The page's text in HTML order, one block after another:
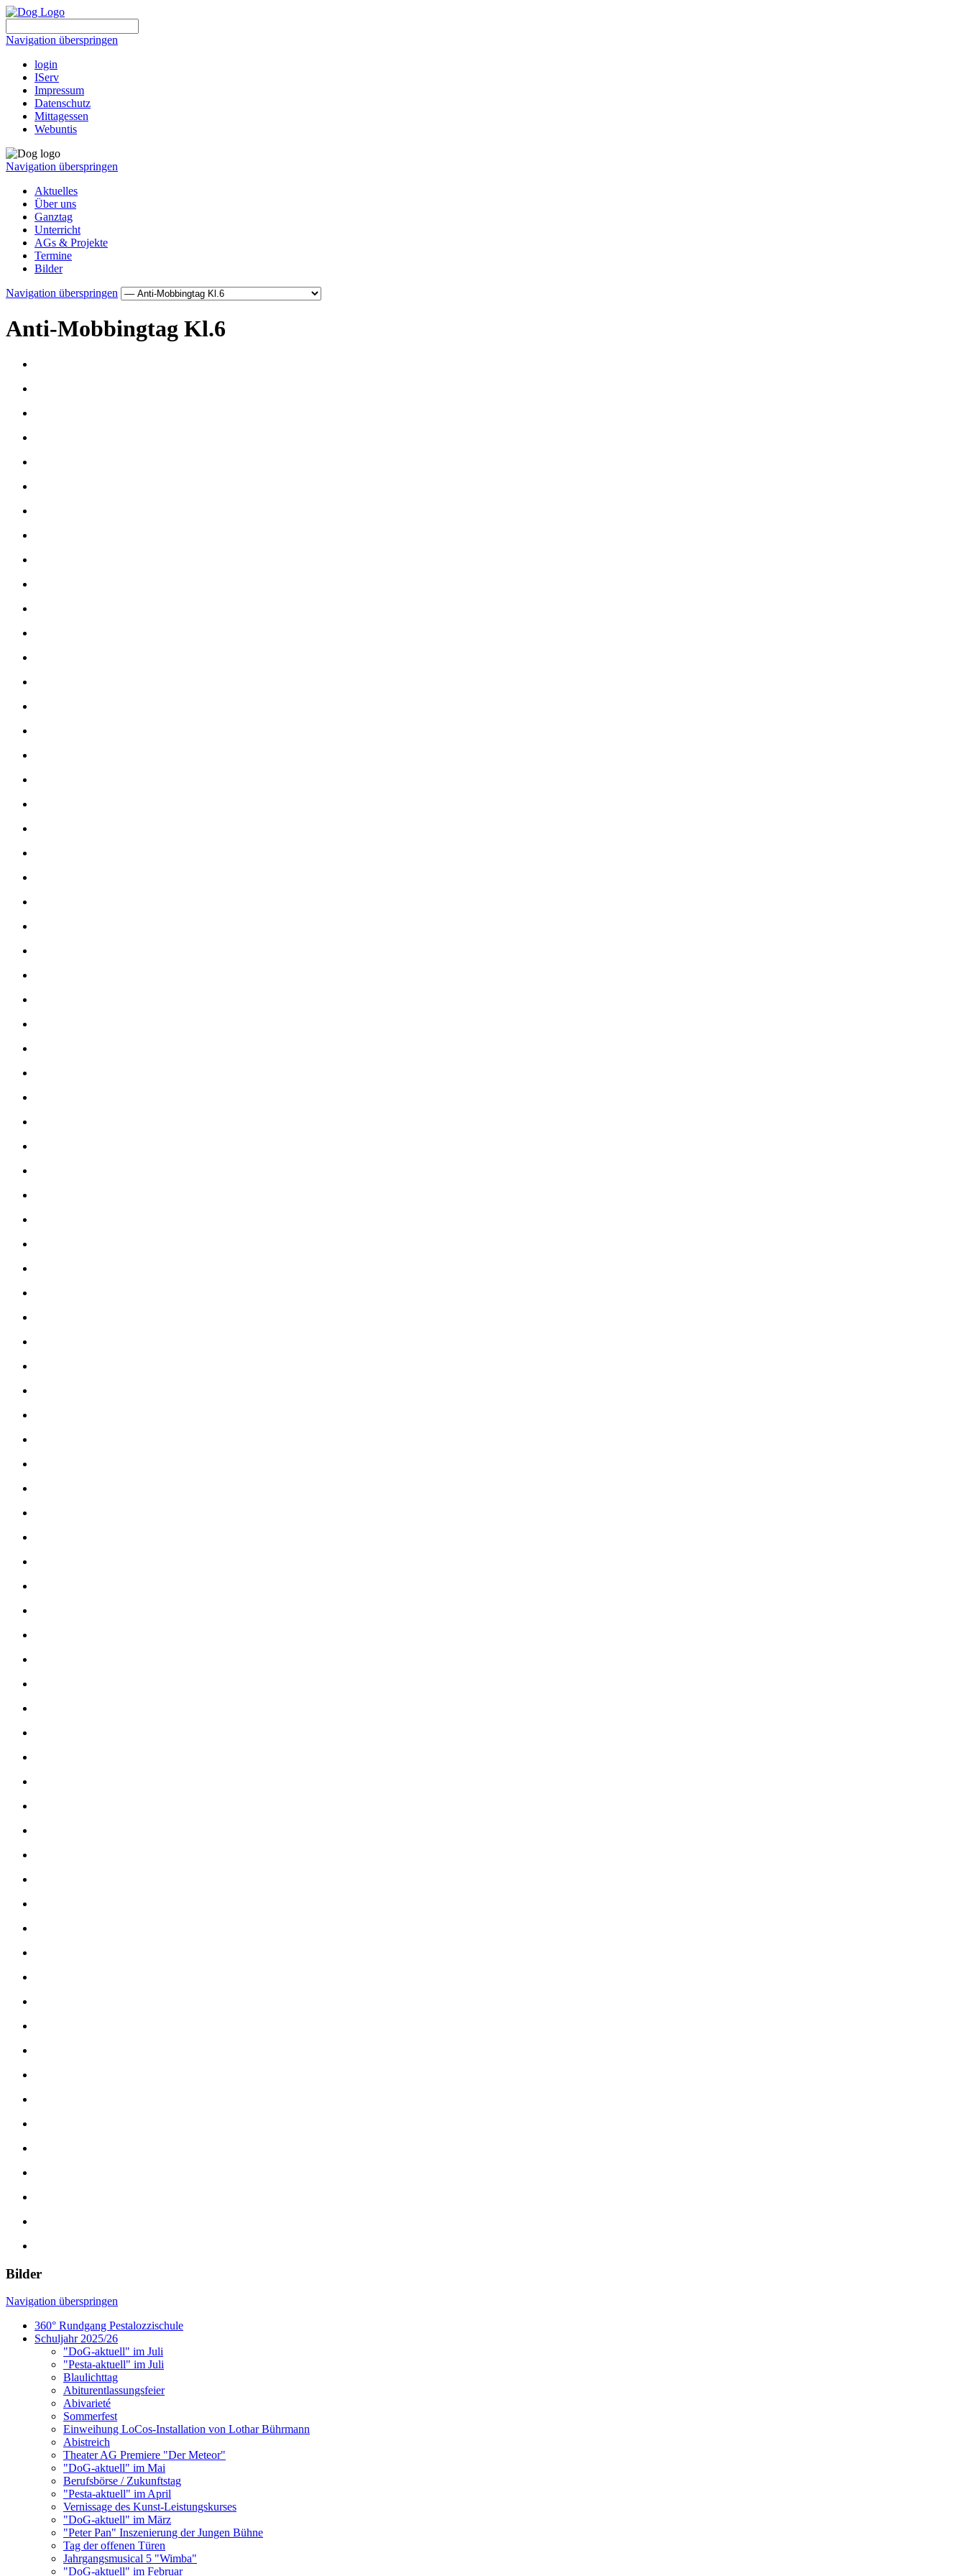
Navigation überspringen
login
IServ
Impressum
Datenschutz
Mittagessen
Webuntis
Navigation überspringen
Aktuelles
Über uns
Ganztag
Unterricht
AGs & Projekte
Termine
Bilder
Navigation überspringen
Anti-Mobbingtag Kl.6
Bilder
Navigation überspringen
360° Rundgang Pestalozzischule
Schuljahr 2025/26
"DoG-aktuell" im Juli
"Pesta-aktuell" im Juli
Blaulichttag
Abiturentlassungsfeier
Abivarieté
Sommerfest
Einweihung LoCos-Installation von Lothar Bührmann
Abistreich
Theater AG Premiere "Der Meteor"
"DoG-aktuell" im Mai
Berufsbörse / Zukunftstag
"Pesta-aktuell" im April
Vernissage des Kunst-Leistungskurses
"DoG-aktuell" im März
"Peter Pan" Inszenierung der Jungen Bühne
Tag der offenen Türen
Jahrgangsmusical 5 "Wimba"
"DoG-aktuell" im Februar